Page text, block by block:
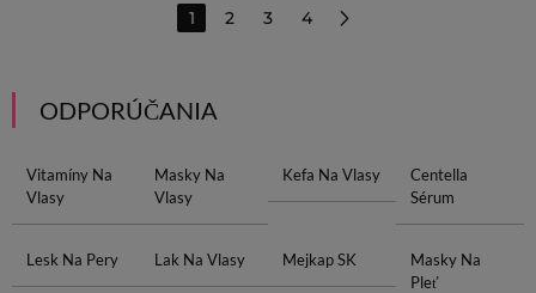
1 2 3 4
ODPORÚČANIA
Vitamíny Na
Vlasy
Masky Na
Vlasy
Kefa Na Vlasy
Centella
Sérum
Lesk Na Pery Lak Na Vlasy Mejkap SK
Masky Na
Pleť